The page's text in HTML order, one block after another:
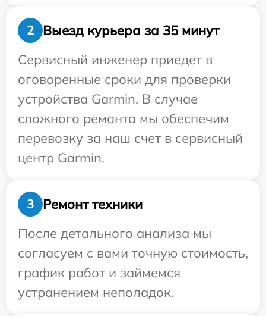
2
Выезд курьера за 35 минут
Сервисный инженер приедет в
оговоренные сроки для проверки
устройства Garmin. В случае
сложного ремонта мы обеспечим
перевозку за наш счет в сервисный
центр Garmin.
3
Ремонт техники
После детального анализа мы
согласуем с вами точную стоимость,
график работ и займемся
устранением неполадок.